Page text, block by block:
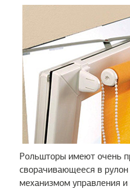
Рольшторы имеют очень
сворачивающееся в
механизмом управления